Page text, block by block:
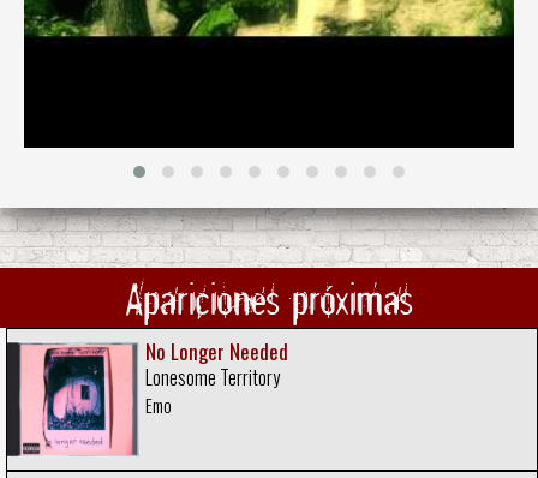
Apariciones próximas
No Longer Needed
Lonesome Territory
Emo